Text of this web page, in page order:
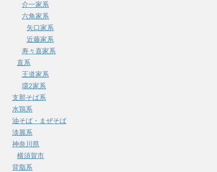
介一家系
六角家系
矢口家系
近藤家系
寿々喜家系
直系
王道家系
環2家系
支那そば系
水鶏系
油そば・まぜそば
淡麗系
神奈川県
横須賀市
背脂系